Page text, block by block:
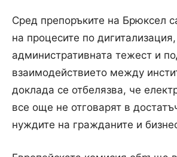
Сред препоръките на Брюксел
на процесите по
административната тежест и
взаимодействието между
доклада се отбелязва, че
все още не отговарят в
нуждите на гражданите и